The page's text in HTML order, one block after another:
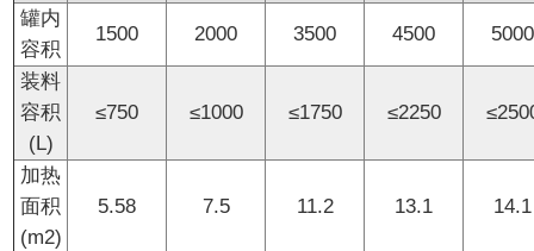
罐内
容积
1500 2000 3500 4500 5000
装料
容积
(L)
≤750 ≤1000 ≤1750 ≤2250
加热
面积
(m2)
5.58 7.5 11.2 13.1 14.1